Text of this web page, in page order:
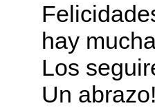
hay
Los
Un abrazo!